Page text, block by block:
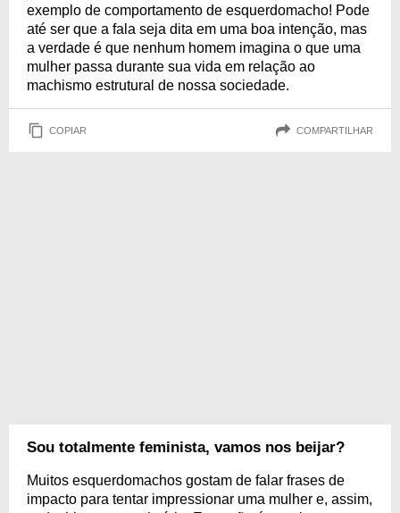
exemplo de comportamento de esquerdomacho! Pode
até ser que a fala seja dita em uma boa intenção, mas
a verdade é que nenhum homem imagina o que uma
mulher passa durante sua vida em relação ao
machismo estrutural de nossa sociedade.
COPIAR COMPARTILHAR
Sou totalmente feminista, vamos nos beijar?
Muitos esquerdomachos gostam de falar frases de
impacto para tentar impressionar uma mulher e, assim,